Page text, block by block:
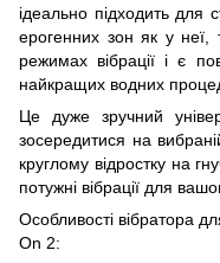
ідеально підходить для
ерогенних зон як у
режимах вібрації і є
найкращих водних
Це дуже зручний
зосередитися на
круглому відростку на
потужні вібрації для
Особливості вібратора
On 2: